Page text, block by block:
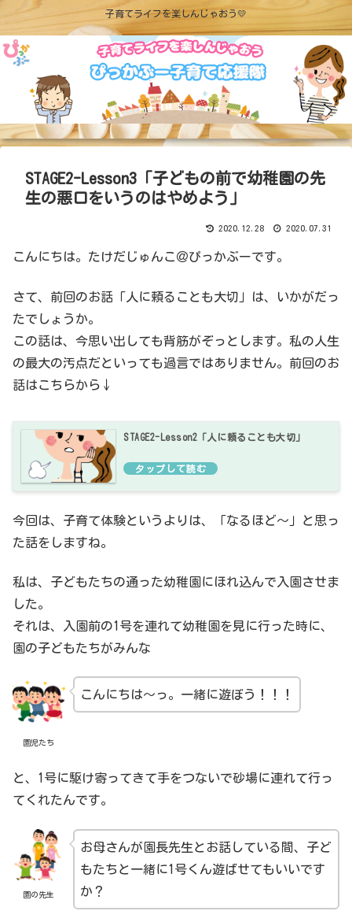
子育てライフを楽しんじゃおう💛
STAGE2-Lesson3「子どもの前で幼稚園の先
生の悪口をいうのはやめよう」
2020.12.28 2020.07.31
こんにちは。たけだじゅんこ＠ぴっかぶーです。
さて、前回のお話「人に頼ることも大切」は、いかがだっ
たでしょうか。
この話は、今思い出しても背筋がぞっとします。私の人生
の最大の汚点だといっても過言ではありません。前回のお
話はこちらから↓
STAGE2-Lesson2「人に頼ることも大切」
今回は、子育て体験というよりは、「なるほど～」と思っ
た話をしますね。
私は、子どもたちの通った幼稚園にほれ込んで入園させま
した。
それは、入園前の1号を連れて幼稚園を見に行った時に、
園の子どもたちがみんな
園児たち
こんにちは～っ。一緒に遊ぼう！！！
と、1号に駆け寄ってきて手をつないで砂場に連れて行っ
てくれたんです。
園の先生
お母さんが園長先生とお話している間、子ど
もたちと一緒に1号くん遊ばせてもいいです
か？